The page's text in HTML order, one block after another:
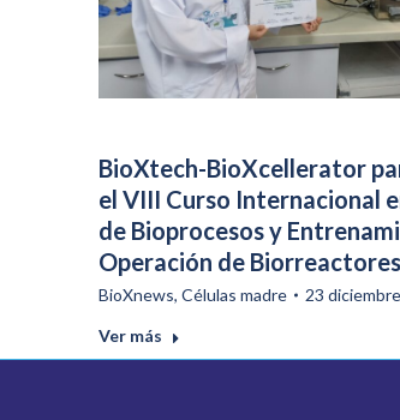
BioXtech-BioXcellerator
el VIII Curso Internacional
de Bioprocesos y
Operación de Biorreactores
BioXnews, Células madre
23
Ver más